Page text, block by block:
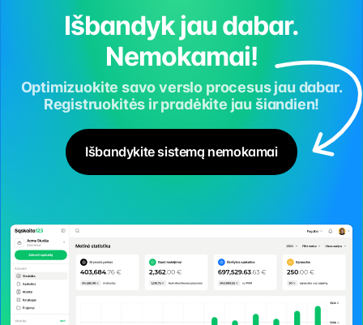
Išbandyk jau dabar.
Nemokamai!
Optimizuokite savo verslo procesus jau dabar.
Registruokitės ir pradėkite jau šiandien!
Išbandykite sistemą nemokamai